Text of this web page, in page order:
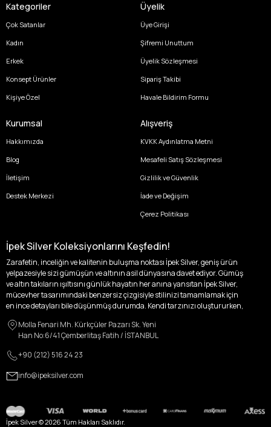
Kategoriler
Çok Satanlar
Kadın
Erkek
Konsept Ürünler
Kişiye Özel
Üyelik
Üye Girişi
Şifremi Unuttum
Üyelik Sözleşmesi
Sipariş Takibi
Havale Bildirim Formu
Kurumsal
Hakkımızda
Blog
İletişim
Destek Merkezi
Alışveriş
KVKK Aydınlatma Metni
Mesafeli Satış Sözleşmesi
Gizlilik ve Güvenlik
İade ve Değişim
Çerez Politikası
İpek Silver Koleksiyonlarını Keşfedin!
Zarafetin, inceliğin ve kalitenin buluşma noktası İpek Silver, geniş ürün
yelpazesiyle sizi gümüşün ve altının asil dünyasına davet ediyor. Gümüş
ve altın takıların ışıltısını günlük hayatın her anına yansıtan İpek Silver,
mücevher tasarımındaki benzersiz çizgisiyle stilinizi tamamlamak için
en ince detayları bile düşünmüş durumda. Kendi tarzınızı oluştururken,
özgünlüğünüzü ön plana çıkaracak tasarımlarımızla tanışın.
İpek Silver’da her bir parça, sizin benzersiz hikayenizi anlatıyor. İster
kendinizi ifade etmek için özel bir parça arayışında olun, ister
sevdiklerinize unutulmaz bir hediye vermek isteyin, her zevke ve her anı
ölümsüzleştirecek anlara uygun seçeneklerimizle yanınızdayız.
İpek Silver Kadın Koleksiyonu, zarafeti ve ihtişamı bir arada sunarak, her
Molla Fenari Mh. Kürkçüler Pazarı Sk. Yeni
Han No:6/41 Çemberlitaş Fatih / İSTANBUL
+90 (212) 516 24 23
info@ipeksilver.com
İpek Silver ©2026 Tüm Hakları Saklıdır.